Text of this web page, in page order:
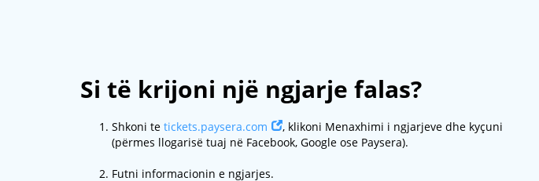
Si të krijoni një ngjarje falas?
Shkoni te tickets.paysera.com
, klikoni Menaxhimi i ngjarjeve dhe kyçuni
(përmes llogarisë tuaj në Facebook, Google ose Paysera).
Futni informacionin e ngjarjes.